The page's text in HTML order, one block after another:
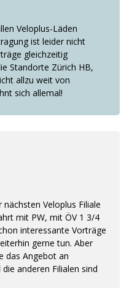
Veloplus-Läden
ist leider nicht
gleichzeitig
Standorte Zürich HB,
allzu weit von
sich allemal!
Veloplus Filiale
mit PW, mit ÖV 1 3/4
interessante Vorträge
gerne tun. Aber
das Angebot an
anderen Filialen sind